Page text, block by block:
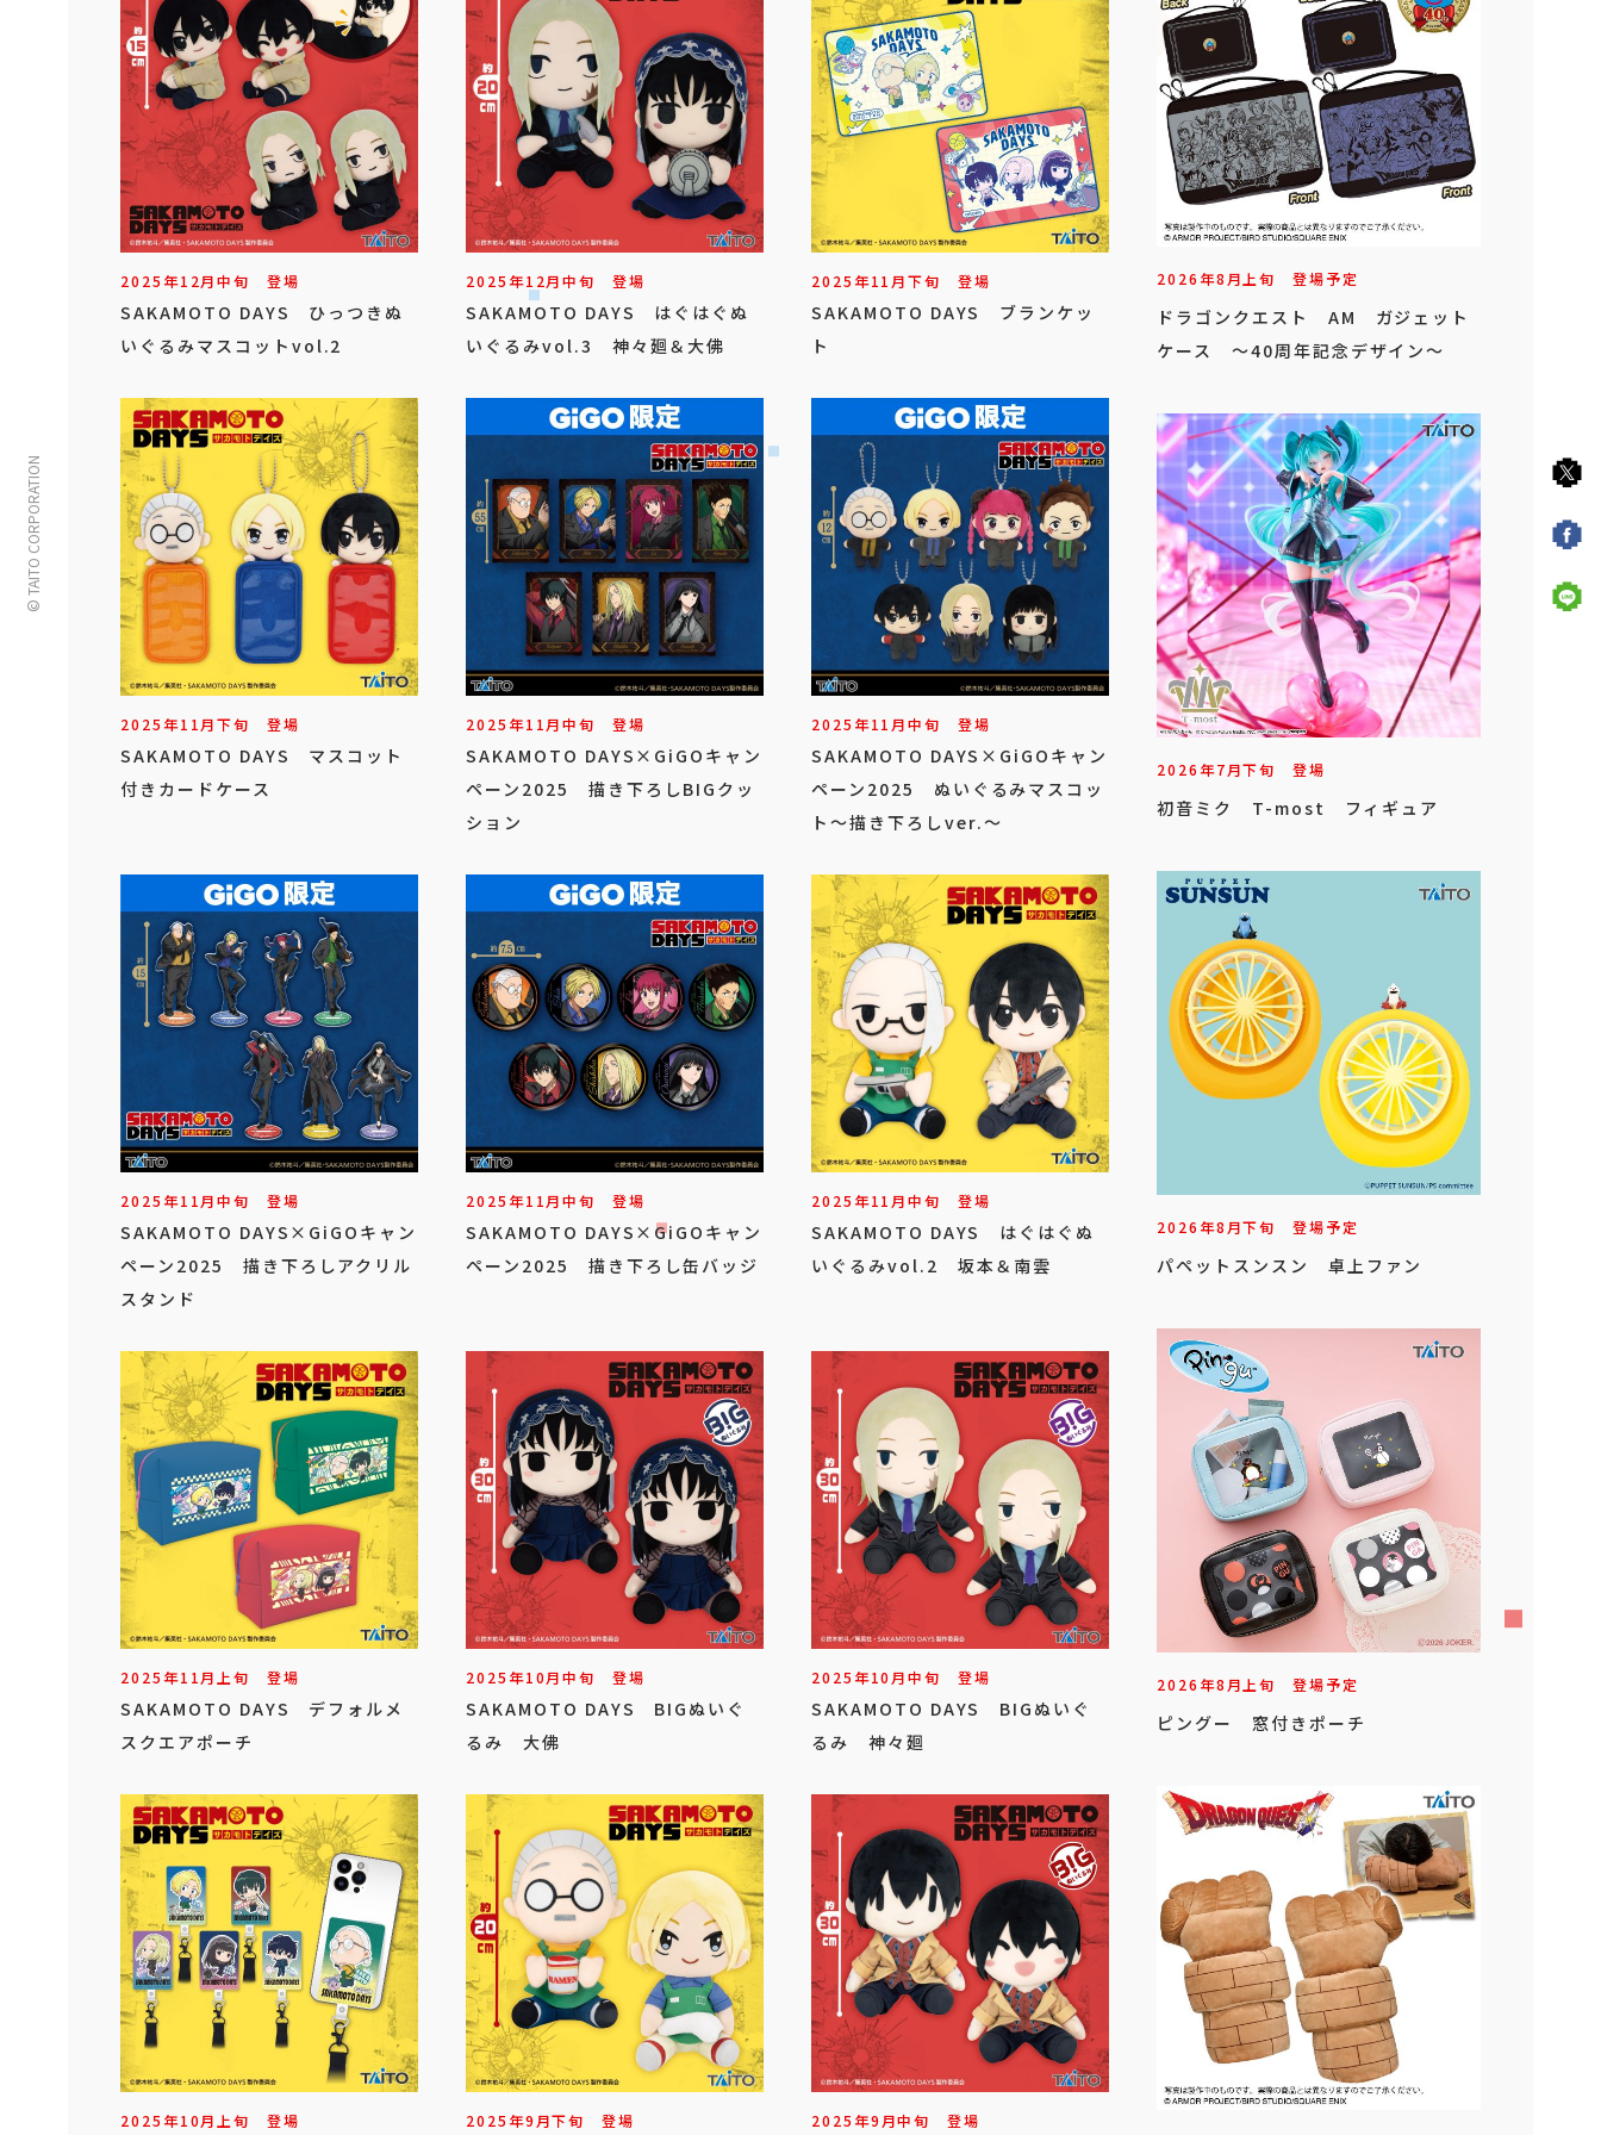
© TAITO CORPORATION
2025年12月中旬 登場
SAKAMOTO DAYS ひっつきぬ
いぐるみマスコットvol.2
2025年12月中旬 登場
SAKAMOTO DAYS はぐはぐぬ
いぐるみvol.3 神々廻＆大佛
2025年11月下旬 登場
SAKAMOTO DAYS ブランケッ
ト
2025年11月下旬 登場
SAKAMOTO DAYS マスコット
付きカードケース
2025年11月中旬 登場
SAKAMOTO DAYS×GiGOキャン
ペーン2025 描き下ろしBIGクッ
ション
2025年11月中旬 登場
SAKAMOTO DAYS×GiGOキャン
ペーン2025 ぬいぐるみマスコッ
ト～描き下ろしver.～
2025年11月中旬 登場
SAKAMOTO DAYS×GiGOキャン
ペーン2025 描き下ろしアクリル
スタンド
2025年11月中旬 登場
SAKAMOTO DAYS×GiGOキャン
ペーン2025 描き下ろし缶バッジ
2025年11月中旬 登場
SAKAMOTO DAYS はぐはぐぬ
いぐるみvol.2 坂本＆南雲
2025年11月上旬 登場
SAKAMOTO DAYS デフォルメ
スクエアポーチ
2025年10月中旬 登場
SAKAMOTO DAYS BIGぬいぐ
るみ 大佛
2025年10月中旬 登場
SAKAMOTO DAYS BIGぬいぐ
るみ 神々廻
2025年10月上旬 登場 2025年9月下旬 登場 2025年9月中旬 登場
2026年8月上旬 登場予定
ドラゴンクエスト AM ガジェット
ケース ～40周年記念デザイン～
2026年7月下旬 登場
初音ミク T-most フィギュア
2026年8月下旬 登場予定
パペットスンスン 卓上ファン
2026年8月上旬 登場予定
ピングー 窓付きポーチ